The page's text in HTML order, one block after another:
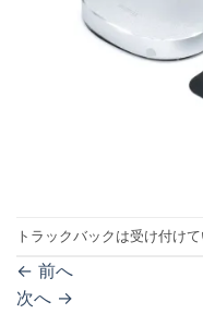
トラックバックは受け付けて
← 前へ
次へ →